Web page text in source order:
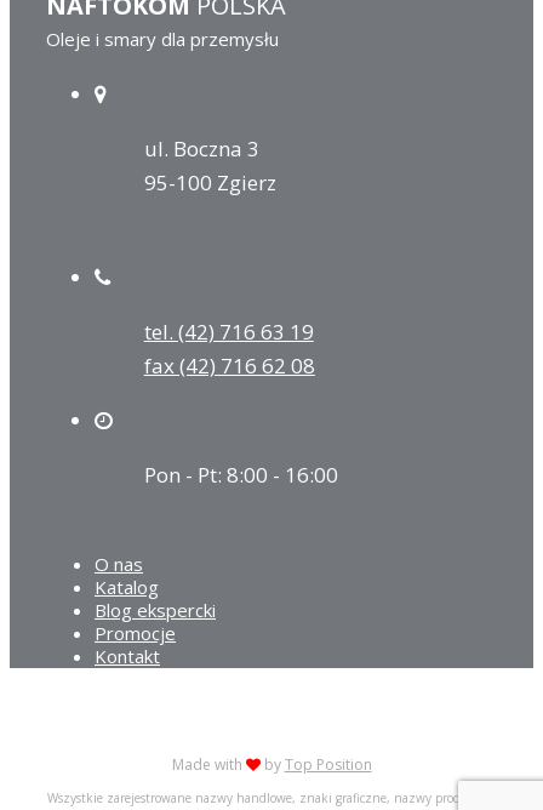
Oleje i smary dla przemysłu
ul. Boczna 3
95-100 Zgierz
tel. (42) 716 63 19
fax (42) 716 62 08
Pon - Pt: 8:00 - 16:00
O nas
Katalog
Blog ekspercki
Promocje
Kontakt
Made with byTop Position
Wszystkie zarejestrowane nazwy handlowe, znaki graficzne, nazwy produktów